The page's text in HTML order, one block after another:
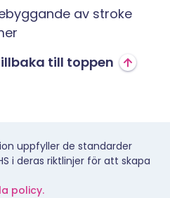
av stroke
till toppen
uppfyller de standarder
i deras riktlinjer för att skapa
policy.